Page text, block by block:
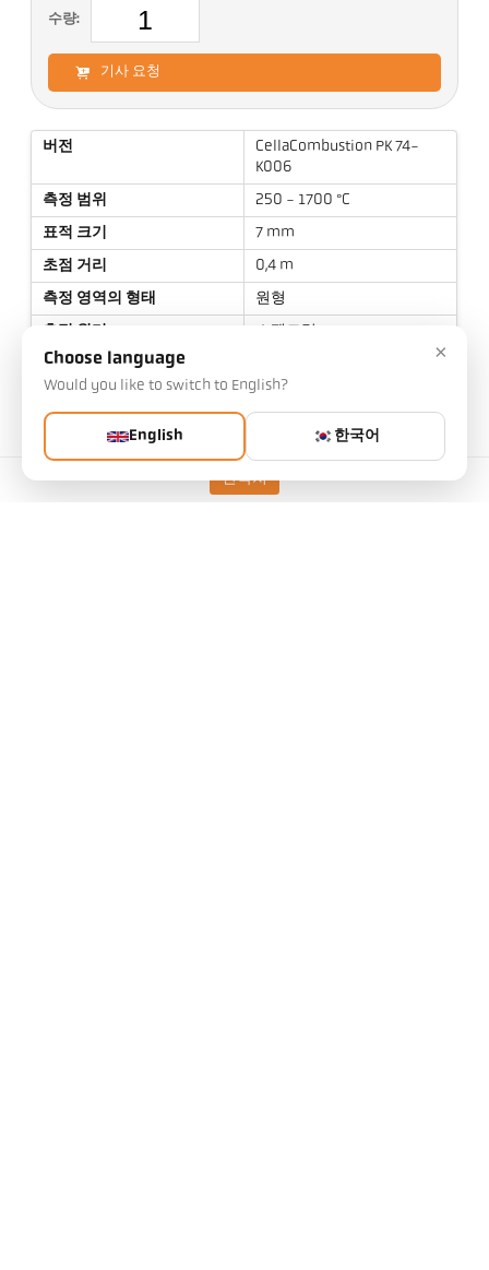
연락처
수량:
기사 요청
버전
CellaCombustion PK 74-
K006
측정 범위
250 - 1700 °C
표적 크기
7 mm
초점 거리
0,4 m
측정 영역의 형태
원형
기술 자료
×
Choose language
Would you like to switch to English?
English 한국어